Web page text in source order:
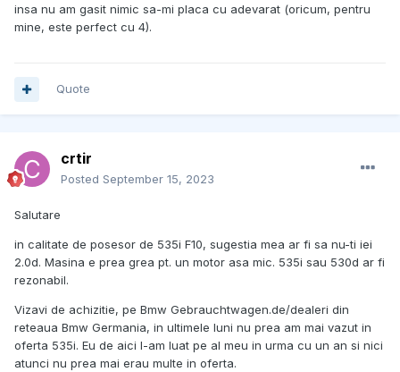
insa nu am gasit nimic sa-mi placa cu adevarat (oricum, pentru
mine, este perfect cu 4).
Quote
crtir
Posted September 15, 2023
Salutare
in calitate de posesor de 535i F10, sugestia mea ar fi sa nu-ti iei
2.0d. Masina e prea grea pt. un motor asa mic. 535i sau 530d ar fi
rezonabil.
Vizavi de achizitie, pe Bmw Gebrauchtwagen.de/dealeri din
reteaua Bmw Germania, in ultimele luni nu prea am mai vazut in
oferta 535i. Eu de aici l-am luat pe al meu in urma cu un an si nici
atunci nu prea mai erau multe in oferta.